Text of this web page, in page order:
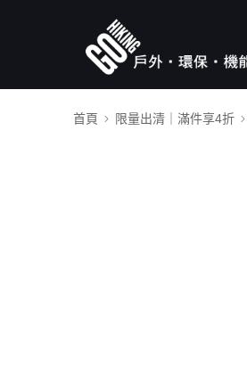
首頁 限量出清｜滿件享4折